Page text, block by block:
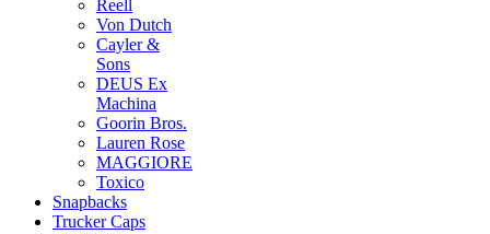
Reell
Von Dutch
Cayler &
Sons
DEUS Ex
Machina
Goorin Bros.
Lauren Rose
MAGGIORE
Toxico
Snapbacks
Trucker Caps